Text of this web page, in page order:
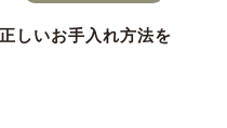
しいお手入れ方法を